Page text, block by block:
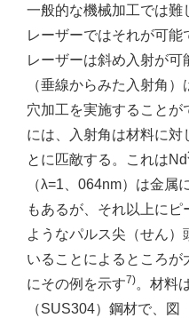
一般的な機械加工では難
レーザーではそれが可能
レーザーは斜め入射が可
（垂線からみた入射角
穴加工を実施することが
には、入射角は材料に対
とに匹敵する。これはNd
（λ=1、064nm）は金属
もあるが、それ以上にピ
ようなパルス尖（せん）
いることによるところが
にその例を示す7)。材料
（SUS304）鋼材で、